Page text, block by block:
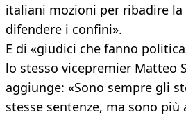
italiani mozioni per ribadire la
difendere i confini».
E di «giudici che fanno
lo stesso vicepremier Matteo
aggiunge: «Sono sempre gli
stesse sentenze, ma sono più